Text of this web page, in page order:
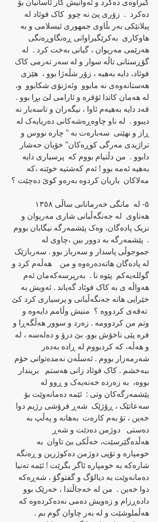
هاوکاری  به‌کرێگیراوانی ڕه‌نگاوڕه‌نگی
گۆڕستانی تاڵه‌ سوار و له‌ سه‌ر ته‌رمی کاک
فوئاد، دایه‌ به‌هیه‌ ، زۆر شڵه‌ژا بوو ،  هێزی
هه‌ستانه‌وه‌ی نه‌ مابوو  وئه‌ژنۆی شکابوو  و،
له‌ هه‌مان کاتدا ئۆقره‌ و ئارامی لێ بڕا بوو .
ڕاز و نهێنی  سه‌باره‌ت به‌ " چاره‌ نووس و
تراژیدی مه‌رگی کوڕه‌کان" خۆیان حه‌شار
مه‌لاکان  باریان کردوه‌ به‌ره‌و کوێ ده‌چێت ؟
هه‌تاوی  له‌ جه‌نگه‌ڵبانی شاری مه‌ریوان و
نزیک پاده‌گان، وه‌ک پێشمه‌رگه‌ نیگابان بووم
جموجوڵی پاسدار و سه‌رباز بوو . سه‌ربازێک
له‌ پاده‌گان هاته‌ده‌ره‌وه‌ و من    هه‌ڵه‌م کرد و
گولله‌یه‌کم  پێوه‌ نا .  به‌رپرسه‌که‌مان ئه‌م
خێرایی هاته‌ جه‌نگه‌ڵبانی و پرسیاری کرد کێ
ته‌قه‌ی کردووه‌ ؟  منیش وڵامم دایه‌وه‌ و
وتم من کردوومه‌ . زه‌رد و سوور هه‌ڵگه‌ڕا و
فره‌ پێی ناخۆش بوو. بێ درۆ و ده‌له‌سه‌ ، له
و‌ هه‌ڵه،‌ که‌ کردبووم له‌ ڕاده‌ به‌ده‌ر
شه‌رمه‌زار بووم . ئه‌سڵه‌ن نه‌مده‌توانی خۆم
ببه‌خشم . کاک فوئاد زانی هه‌ستم   بریندار
پێشمه‌رگه‌کان وتی :  ئێمه‌ ده‌مانه‌وێت بۆ
سه‌عاتێک ، ڕۆژێک  شه‌ڕ فرۆشی رژیم دوا
ده‌ستی   دوژمن ده‌دێت و شه‌ڕ
شاره‌که‌ به‌ خومپاره‌ ئاگر بگرێت ! ئێمه‌ ته‌نیا
دوا خه‌ین .  من له‌ خه‌جاڵتدا ، خه‌رێک بوو
هه‌ڵملوشێت و له‌ به‌ر چاوان گوم بم .